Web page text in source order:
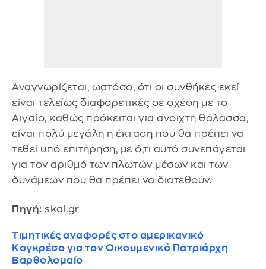
Αναγνωρίζεται, ωστόσο, ότι οι συνθήκες εκεί
είναι τελείως διαφορετικές σε σχέση με το
Αιγαίο, καθώς πρόκειται για ανοιχτή θάλασσα,
είναι πολύ μεγάλη η έκταση που θα πρέπει να
τεθεί υπό επιτήρηση, με ό,τι αυτό συνεπάγεται
για τον αριθμό των πλωτών μέσων και των
δυνάμεων που θα πρέπει να διατεθούν.
Πηγή: skai.gr
Τιμητικές αναφορές στο αμερικανικό
Κογκρέσο για τον Οικουμενικό Πατριάρχη
Βαρθολομαίο